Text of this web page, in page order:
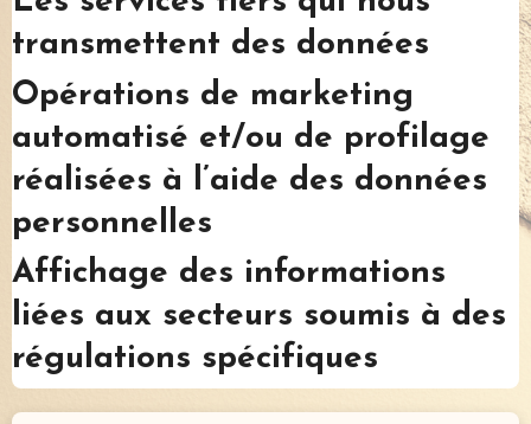
transmettent des données
Opérations de marketing
automatisé et/ou de profilage
réalisées à l’aide des données
personnelles
Affichage des informations
liées aux secteurs soumis à des
régulations spécifiques